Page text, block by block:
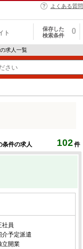
よくある質問
ト
保存した
検索条件
0
求人一覧
条件の求人 102 件
社員
介予定派遣
立開業